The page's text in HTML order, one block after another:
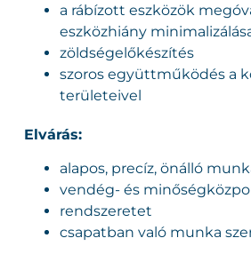
a rábízott eszközök
eszközhiány
zöldségelőkészítés
szoros együttműködés a
területeivel
Elvárás:
alapos, precíz, önálló
vendég- és
rendszeretet
csapatban való munka